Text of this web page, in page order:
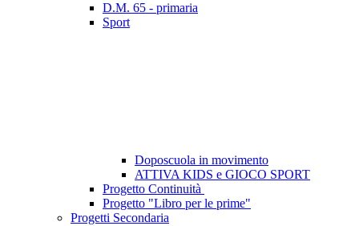
D.M. 65 - primaria
Sport
Doposcuola in movimento
ATTIVA KIDS e GIOCO SPORT
Progetto Continuità
Progetto "Libro per le prime"
Progetti Secondaria